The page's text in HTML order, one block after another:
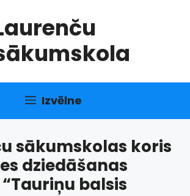
Izvēlne
sākumskolas koris
dziedāšanas
balsis